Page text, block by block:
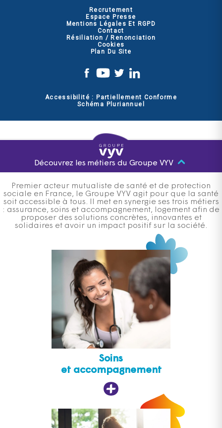
Recrutement
Espace Presse
Mentions Légales Et RGPD
Contact
Résiliation / Renonciation
Cookies
Plan Du Site
Accessibilité : Partiellement Conforme
Schéma Pluriannuel
Découvrez les métiers du Groupe VYV
Premier acteur mutualiste de santé et de protection
sociale en France, le Groupe VYV agit pour que la santé
soit accessible à tous. Il met en synergie ses trois métiers
: assurance, soins et accompagnement, logement afin de
proposer des solutions concrètes, innovantes et
solidaires et avoir un impact positif sur la société.
Soins
et accompagnement